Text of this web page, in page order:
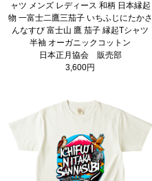
ャツ メンズ レディース 和柄 日本縁起
物 一富士二鷹三茄子 いちふじにたかさ
んなすび 富士山 鷹 茄子 縁起Tシャツ
半袖 オーガニックコットン
日本正月協会 販売部
3,600円